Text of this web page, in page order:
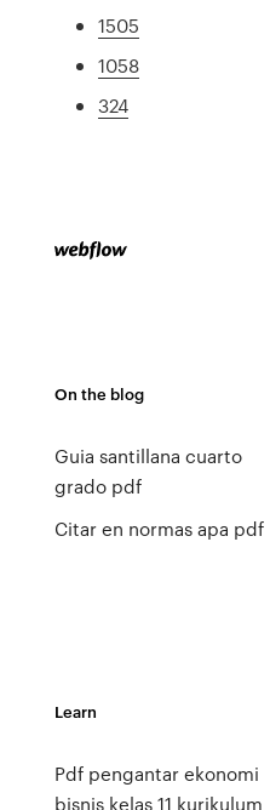
1505
1058
324
On the blog
Guia santillana cuarto
grado pdf
Citar en normas apa pdf
Learn
Pdf pengantar ekonomi
bisnis kelas 11 kurikulum